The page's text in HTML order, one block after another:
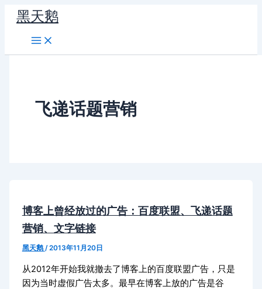
容
黑天鹅
飞递话题营销
博客上曾经放过的广告：百度联盟、飞递话题
营销、文字链接
黑天鹅 /2013年11月20日
从2012年开始我就撤去了博客上的百度联盟广告，只是
因为当时虚假广告太多。最早在博客上放的广告是谷